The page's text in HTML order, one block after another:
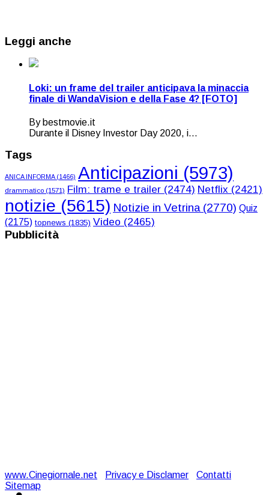
Leggi anche
Loki: un frame del trailer anticipava la minaccia
finale di WandaVision e della Fase 4? [FOTO]
By bestmovie.it
Durante il Disney Investor Day 2020, i...
Tags
ANICA INFORMA(1466) Anticipazioni (5973)
drammatico (1571) Film: trame e trailer (2474) Netflix (2421)
notizie (5615) Notizie in Vetrina(2770) Quiz
(2175) topnews (1835) Video (2465)
Pubblicità
www.Cinegiornale.net Privacy e Disclamer Contatti
Sitemap